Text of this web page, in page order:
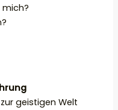
mich?
geistigen Welt